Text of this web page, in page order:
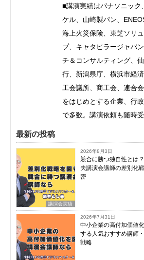
■講演実績はパナソニック
ケル、山崎製パン、
海上火災保険、東芝ソリ
プ、キャタピラージャパ
チ＆コンサルティング、
行、新潟県庁、横浜市経
工会議所、商工会、連合
をはじめとする企業、行
で多数。講演依頼も随時受
最新の投稿
講演会実績
2026年8月3日
競合に勝つ独自性とは
夫講演会講師の差別化
密
2026年7月31日
中小企業の高付加価値
する人気おすすめ講師
戦略